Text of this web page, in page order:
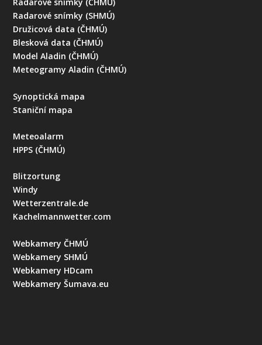
Radarové snímky (SHMÚ)
Družicová data (ČHMÚ)
Blesková data (ČHMÚ)
Model Aladin (ČHMÚ)
Meteogramy Aladin (ČHMÚ)
Synoptická mapa
Staniční mapa
Meteoalarm
HPPS (ČHMÚ)
Blitzortung
Windy
Wetterzentrale.de
Kachelmannwetter.com
Webkamery ČHMÚ
Webkamery SHMÚ
Webkamery HDcam
Webkamery Šumava.eu